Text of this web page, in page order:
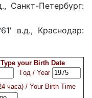
Санкт-Петербург:
в.д., Краснодар:
your Birth Date
Год / Year
часа) / Your Birth Time